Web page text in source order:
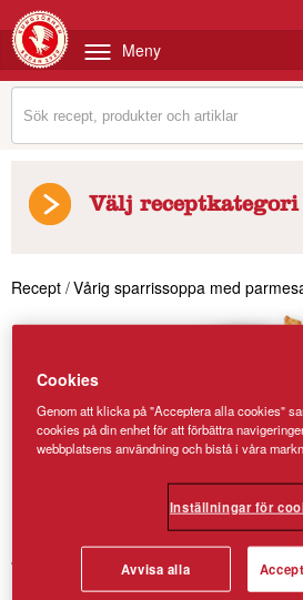
Meny
Välj receptkategori
Recept /Vårig sparrissoppa med
Vårig
Cookies
Genom att klicka på "Acceptera alla cookies"
cookies på din enhet för att förbättra
webbplatsens användning och bistå i våra
Inställningar för
Avvisa alla